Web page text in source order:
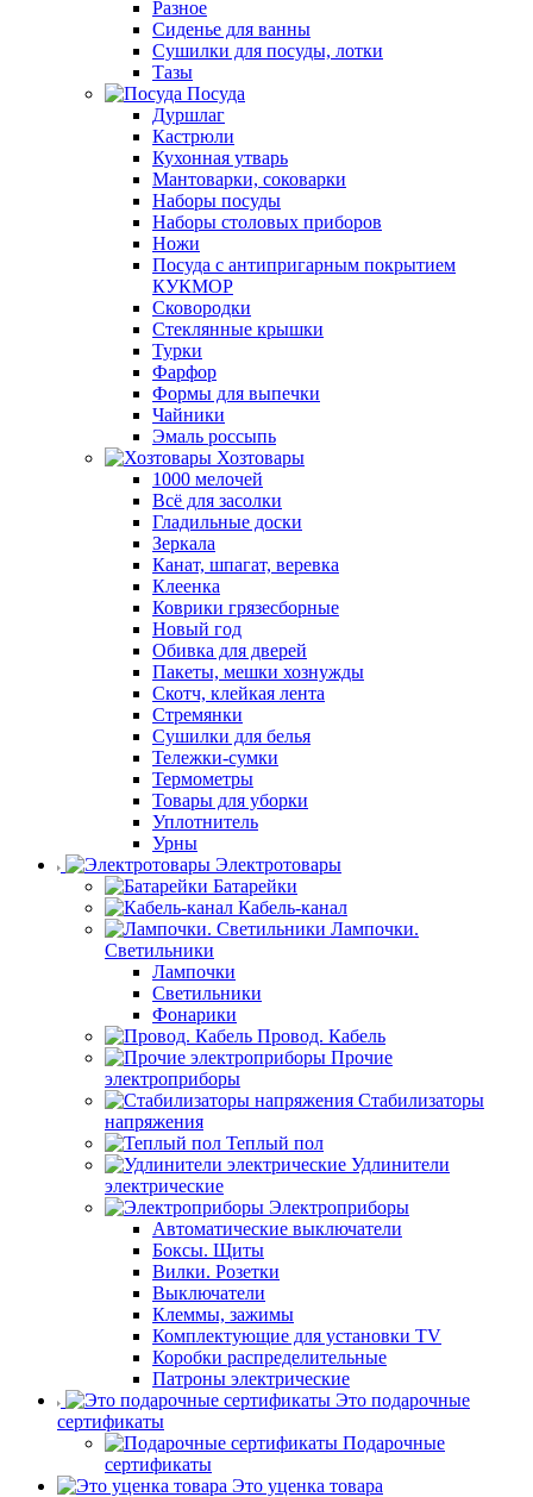
Разное
Сиденье для ванны
Сушилки для посуды, лотки
Тазы
Посуда
Дуршлаг
Кастрюли
Кухонная утварь
Мантоварки, соковарки
Наборы посуды
Наборы столовых приборов
Ножи
Посуда с антипригарным покрытием
КУКМОР
Сковородки
Стеклянные крышки
Турки
Фарфор
Формы для выпечки
Чайники
Эмаль россыпь
Хозтовары
1000 мелочей
Всё для засолки
Гладильные доски
Зеркала
Канат, шпагат, веревка
Клеенка
Коврики грязесборные
Новый год
Обивка для дверей
Пакеты, мешки хознужды
Скотч, клейкая лента
Стремянки
Сушилки для белья
Тележки-сумки
Термометры
Товары для уборки
Уплотнитель
Урны
Электротовары
Батарейки
Кабель-канал
Лампочки.
Светильники
Лампочки
Светильники
Фонарики
Провод. Кабель
Прочие
электроприборы
Стабилизаторы
напряжения
Теплый пол
Удлинители
электрические
Электроприборы
Автоматические выключатели
Боксы. Щиты
Вилки. Розетки
Выключатели
Клеммы, зажимы
Комплектующие для установки TV
Коробки распределительные
Патроны электрические
Это подарочные
сертификаты
Подарочные
сертификаты
Это уценка товара